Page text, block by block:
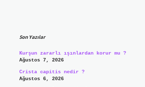
Son Yazılar
Kurşun zararlı ışınlardan korur mu ?
Ağustos 7, 2026
Crista capitis nedir ?
Ağustos 6, 2026